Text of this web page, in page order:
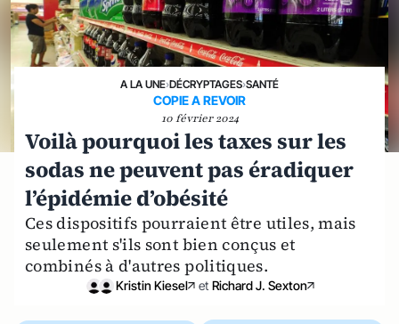
A LA UNE›DÉCRYPTAGES›SANTÉ
COPIE A REVOIR
10 février 2024
Voilà pourquoi les taxes sur les
sodas ne peuvent pas éradiquer
l’épidémie d’obésité
Ces dispositifs pourraient être utiles, mais
seulement s'ils sont bien conçus et
combinés à d'autres politiques.
Kristin Kiesel et Richard J. Sexton